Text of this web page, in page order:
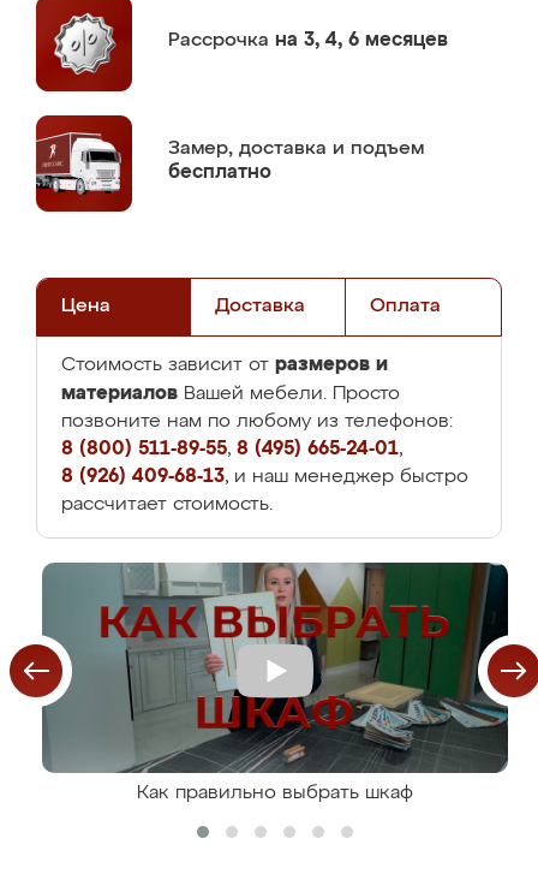
Рассрочка на 3, 4, 6 месяцев
Замер, доставка и подъем
бесплатно
Цена Доставка Оплата
Стоимость зависит от размеров и
материалов Вашей мебели. Просто
позвоните нам по любому из телефонов:
8 (800) 511-89-55, 8 (495) 665-24-01,
8 (926) 409-68-13, и наш менеджер быстро
рассчитает стоимость.
Как правильно выбрать шкаф